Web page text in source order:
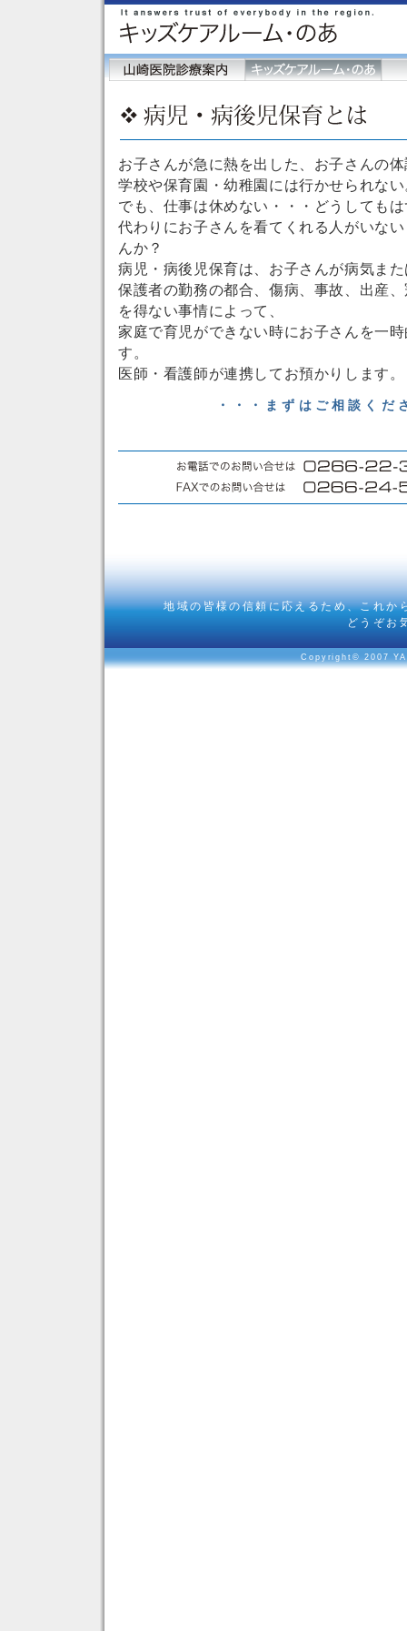
お子さんが急に熱を出した、お子さんの
学校や保育園・幼稚園には行かせられな
でも、仕事は休めない・・・どうしても
代わりにお子さんを看てくれる人がいな
んか？
病児・病後児保育は、お子さんが病気ま
保護者の勤務の都合、傷病、事故、出産
を得ない事情によって、
家庭で育児ができない時にお子さんを一
す。
医師・看護師が連携してお預かりします。
・・・まずはご相談くだ
地域の皆様の信頼に応えるため、これか
どうぞお
Copyright© 2007